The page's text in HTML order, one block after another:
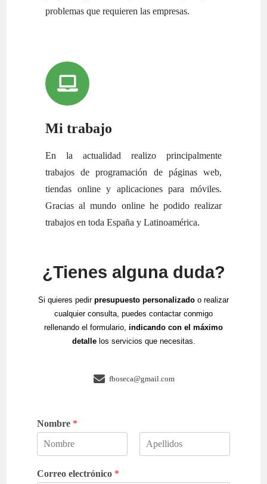
problemas que requieren las empresas.
Mi trabajo
En la actualidad realizo principalmente
trabajos de programación de páginas web,
tiendas online y aplicaciones para móviles.
Gracias al mundo online he podido realizar
trabajos en toda España y Latinoamérica.
¿Tienes alguna duda?
Si quieres pedir presupuesto personalizado o realizar
cualquier consulta, puedes contactar conmigo
rellenando el formulario, indicando con el máximo
detallelos servicios que necesitas.
fboseca@gmail.com
Nombre *
o
m
Correo electrónico *